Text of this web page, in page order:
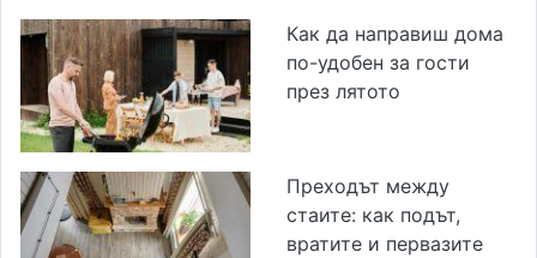
Как да направиш дома
по-удобен за гости
през лятото
Преходът между
стаите: как подът,
вратите и первазите